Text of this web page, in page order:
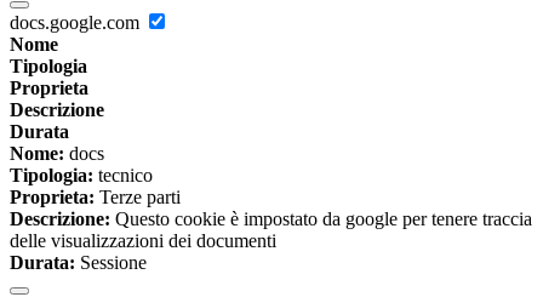
docs.google.com
Nome
Tipologia
Proprieta
Descrizione
Durata
Nome: docs
Tipologia: tecnico
Proprieta: Terze parti
Descrizione: Questo cookie è impostato da google per tenere traccia
delle visualizzazioni dei documenti
Durata: Sessione